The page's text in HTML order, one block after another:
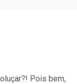
Pois bem,